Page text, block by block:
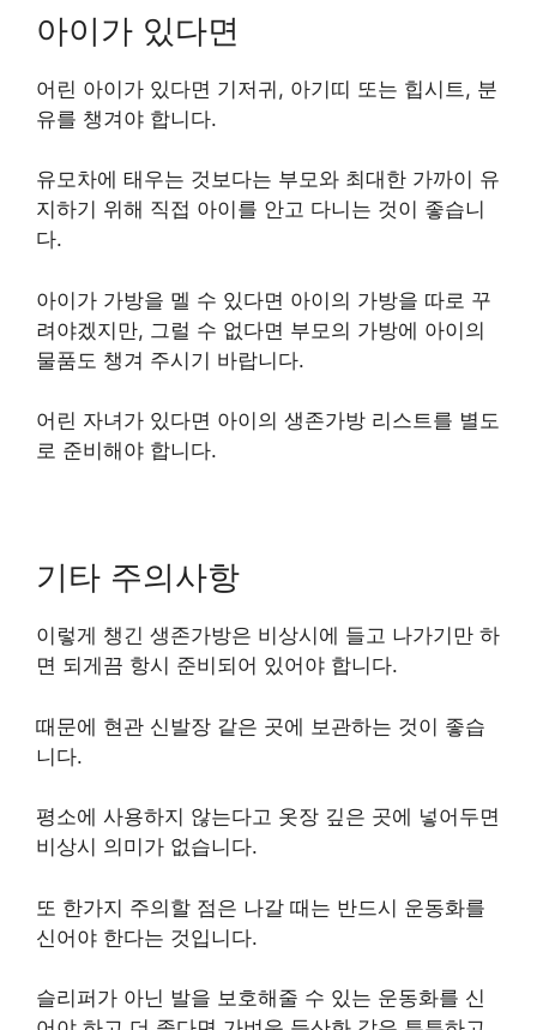
아이가 있다면
어린 아이가 있다면 기저귀, 아기띠 또는 힙시트, 분
유를 챙겨야 합니다.
유모차에 태우는 것보다는 부모와 최대한 가까이 유
지하기 위해 직접 아이를 안고 다니는 것이 좋습니
다.
아이가 가방을 멜 수 있다면 아이의 가방을 따로 꾸
려야겠지만, 그럴 수 없다면 부모의 가방에 아이의
물품도 챙겨 주시기 바랍니다.
어린 자녀가 있다면 아이의 생존가방 리스트를 별도
로 준비해야 합니다.
기타 주의사항
이렇게 챙긴 생존가방은 비상시에 들고 나가기만 하
면 되게끔 항시 준비되어 있어야 합니다.
때문에 현관 신발장 같은 곳에 보관하는 것이 좋습
니다.
평소에 사용하지 않는다고 옷장 깊은 곳에 넣어두면
비상시 의미가 없습니다.
또 한가지 주의할 점은 나갈 때는 반드시 운동화를
신어야 한다는 것입니다.
슬리퍼가 아닌 발을 보호해줄 수 있는 운동화를 신